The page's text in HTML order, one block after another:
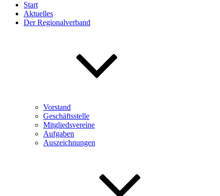
Start
Aktuelles
Der Regionalverband
Vorstand
Geschäftsstelle
Mitgliedsvereine
Aufgaben
Auszeichnungen